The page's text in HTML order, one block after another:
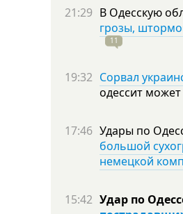
21:29 В Одесскую
грозы,
11
19:32 Сорвал
одессит может
17:46 Удары по
большой
немецкой
15:42 Удар по